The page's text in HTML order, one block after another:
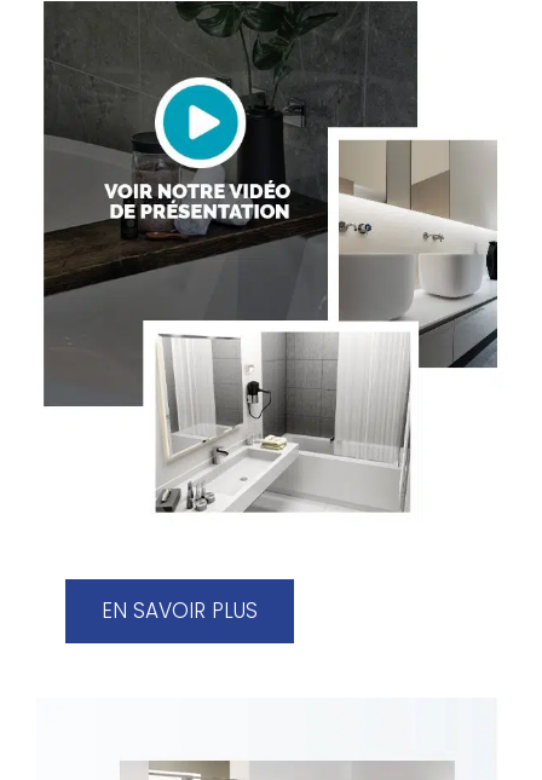
EN SAVOIR PLUS